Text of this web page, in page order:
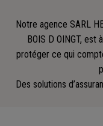
Notre agence SARL
BOIS D OINGT,
protéger ce qui
Des solutions